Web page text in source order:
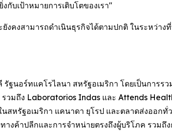
กับเป้าหมายการเติบโตของเรา"
งคงสามารถดำเนินธุรกิจได้ตามปกติ ในระหว่า
ฐนอร์ทแคโรไลนา สหรัฐอเมริกา โดยเป็นการ
วมถึง Laboratorios Indas และ Attends
หรัฐอเมริกา แคนาดา ยุโรป และตลาดส่งออ
งค้าปลีกและการจำหน่ายตรงถึงผู้บริโภค รวม